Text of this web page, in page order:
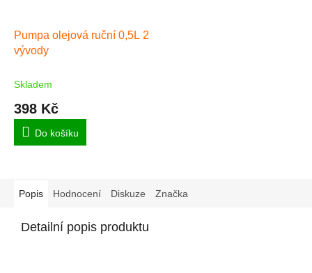
Pumpa olejová ruční 0,5L 2
vývody
Skladem
398 Kč
Do košíku
Popis Hodnocení Diskuze Značka
Detailní popis produktu